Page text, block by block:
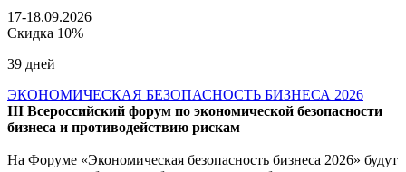
17-18.09.2026
Скидка 10%
39 дней
ЭКОНОМИЧЕСКАЯ БЕЗОПАСНОСТЬ БИЗНЕСА 2026
III Всероссийский форум по экономической безопасности
бизнеса и противодействию рискам
На Форуме «Экономическая безопасность бизнеса 2026» будут